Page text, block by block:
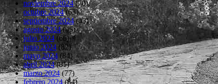
noviembre 2024(70)
octubre 2024(63)
septiembre 2024(43)
agosto 2024(45)
julio 2024 (66)
junio 2024 (82)
mayo 2024 (84)
abril 2024(81)
marzo 2024(77)
febrero 2024(84)